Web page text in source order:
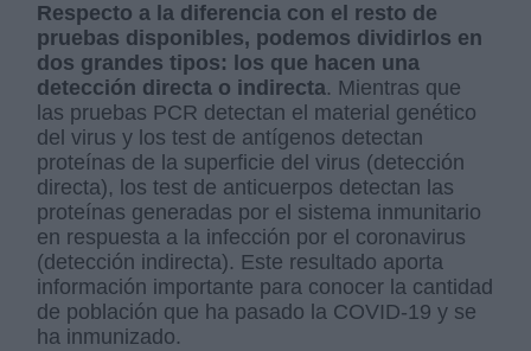
Respecto a la diferencia con el resto de
pruebas disponibles, podemos dividirlos en
dos grandes tipos: los que hacen una
detección directa o indirecta. Mientras que
las pruebas PCR detectan el material genético
del virus y los test de antígenos detectan
proteínas de la superficie del virus (detección
directa), los test de anticuerpos detectan las
proteínas generadas por el sistema inmunitario
en respuesta a la infección por el coronavirus
(detección indirecta). Este resultado aporta
información importante para conocer la cantidad
de población que ha pasado la COVID-19 y se
ha inmunizado.